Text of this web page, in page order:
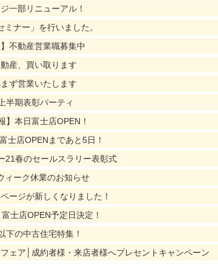
一部リニューアル！
ミナー」を行いました。
】不動産営業職募集中
産、買い取ります
ず営業いたします
半期表彰パーティ
】本日富士店OPEN！
士店OPENまであと5日！
21春のセールスラリー表彰式
ィーク休業のお知らせ
ージが新しくなりました！
富士店OPEN予定日決定！
下の中古住宅特集！
ェア│成約者様・来店者様へプレセントキャンペーン